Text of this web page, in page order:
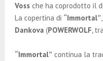
Voss che ha coprodotto il
La copertina di “Immortal”
Dankova (POWERWOLF ,
“Immortal” continua la